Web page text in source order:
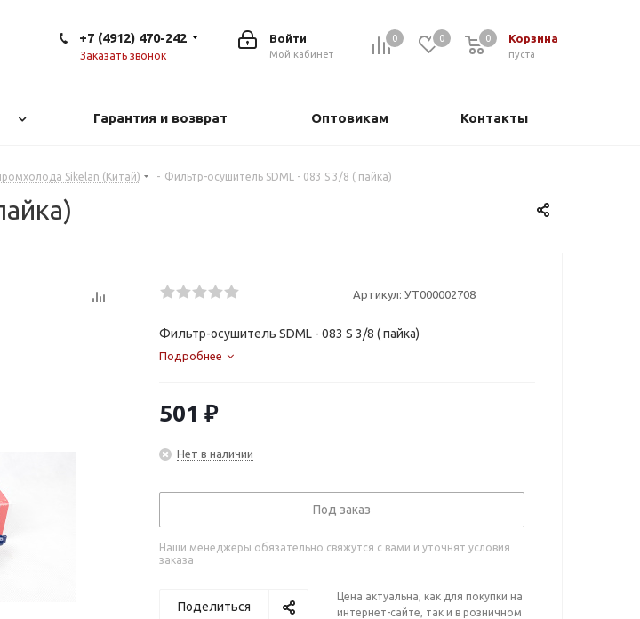
0 0 Корзина
0
пуста
0
Войти
Мой кабинет
+7 (4912) 470-242
Заказать звонок
Гарантия и возврат Оптовикам Контакты
Sikelan (Китай) - Фильтр-осушитель SDML - 083 S 3/8 ( пайка)
Артикул: УТ000002708
Фильтр-осушитель SDML - 083 S 3/8 ( пайка)
Подробнее
501 ₽
Нет в наличии
Под заказ
Наши менеджеры обязательно свяжутся с вами и уточнят условия
заказа
Поделиться
Цена актуальна, как для покупки на
интернет-сайте, так и в розничном